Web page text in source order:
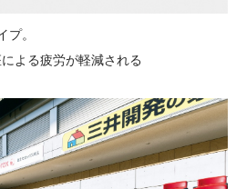
プ。
よる疲労が軽減される